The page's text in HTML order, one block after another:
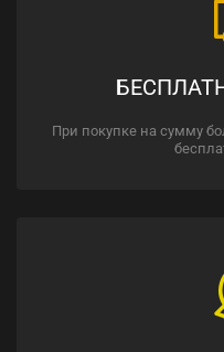
При покупке на сумму